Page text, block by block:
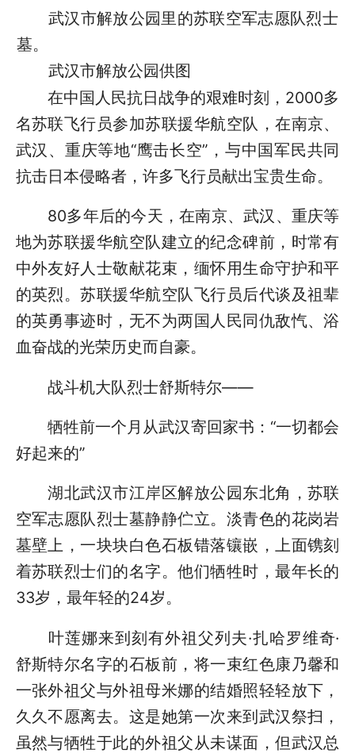
武汉市解放公园里的苏联空军志愿队烈士
墓。
武汉市解放公园供图
在中国人民抗日战争的艰难时刻，2000多
名苏联飞行员参加苏联援华航空队，在南京、
武汉、重庆等地“鹰击长空”，与中国军民共同
抗击日本侵略者，许多飞行员献出宝贵生命。
80多年后的今天，在南京、武汉、重庆等
地为苏联援华航空队建立的纪念碑前，时常有
中外友好人士敬献花束，缅怀用生命守护和平
的英烈。苏联援华航空队飞行员后代谈及祖辈
的英勇事迹时，无不为两国人民同仇敌忾、浴
血奋战的光荣历史而自豪。
战斗机大队烈士舒斯特尔——
牺牲前一个月从武汉寄回家书：“一切都会
好起来的”
湖北武汉市江岸区解放公园东北角，苏联
空军志愿队烈士墓静静伫立。淡青色的花岗岩
墓壁上，一块块白色石板错落镶嵌，上面镌刻
着苏联烈士们的名字。他们牺牲时，最年长的
33岁，最年轻的24岁。
叶莲娜来到刻有外祖父列夫·扎哈罗维奇·
舒斯特尔名字的石板前，将一束红色康乃馨和
一张外祖父与外祖母米娜的结婚照轻轻放下，
久久不愿离去。这是她第一次来到武汉祭扫，
虽然与牺牲于此的外祖父从未谋面，但武汉总